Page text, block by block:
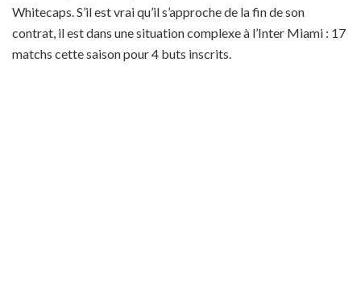
Whitecaps. S’il est vrai qu’il s’approche de la fin de son
contrat, il est dans une situation complexe à l’Inter Miami : 17
matchs cette saison pour 4 buts inscrits.